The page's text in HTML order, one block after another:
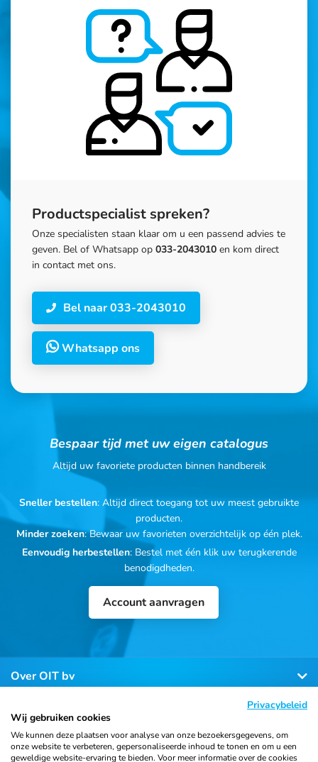
Productspecialist spreken?
Onze specialisten staan klaar om u een passend advies te
geven. Bel of Whatsapp op 033-2043010 en kom direct
in contact met ons.
Bel naar 033-2043010
Whatsapp ons
Bespaar tijd met uw eigen catalogus
Altijd uw favoriete producten binnen handbereik
Sneller bestellen: Altijd direct toegang tot uw meest gebruikte
producten.
Minder zoeken: Bewaar uw favorieten overzichtelijk op één plek.
Eenvoudig herbestellen: Bestel met één klik uw terugkerende
benodigdheden.
Account aanvragen
Over OIT bv
Klantenservice
Contact
Privacybeleid
Wij gebruiken cookies
We kunnen deze plaatsen voor analyse van onze bezoekersgegevens, om
onze website te verbeteren, gepersonaliseerde inhoud te tonen en om u een
geweldige website-ervaring te bieden. Voor meer informatie over de cookies